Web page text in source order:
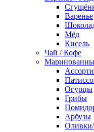
Варенье
Мёд
Кисель
Чай / Кофе
Огурцы
Грибы
Арбузы